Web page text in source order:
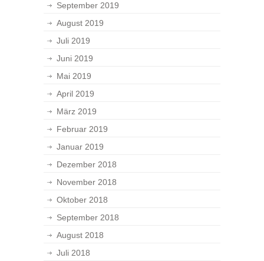
September 2019
August 2019
Juli 2019
Juni 2019
Mai 2019
April 2019
März 2019
Februar 2019
Januar 2019
Dezember 2018
November 2018
Oktober 2018
September 2018
August 2018
Juli 2018